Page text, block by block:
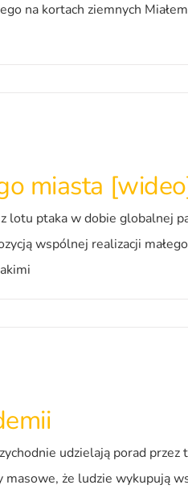
na kortach ziemnych
miasta
ptaka w dobie globalnej
wspólnej realizacji
udzielają porad
że ludzie wykupują